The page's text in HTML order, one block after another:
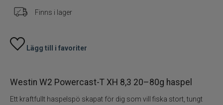
Fiskelinor
Flugbindning
Finns i lager
Lägg till i favoriter
Westin W2 Powercast-T XH 8,3 20–80g haspel
Ett kraftfullt haspelspö skapat för dig som vill fiska stort, tungt